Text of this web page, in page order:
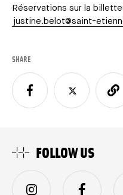
Réservations sur la
justine.belot@saint-
SHARE
FOLLOW US